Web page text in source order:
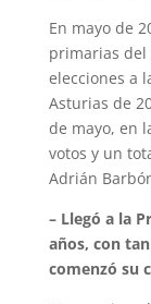
En mayo de
primarias del
elecciones a
Asturias de
de mayo, en
votos y un
Adrián
– Llegó a la
años, con
comenzó su